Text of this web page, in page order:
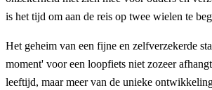
is het tijd om aan de reis op twee wielen te
Het geheim van een fijne en zelfverzekerde
moment' voor een loopfiets niet zozeer
leeftijd, maar meer van de unieke